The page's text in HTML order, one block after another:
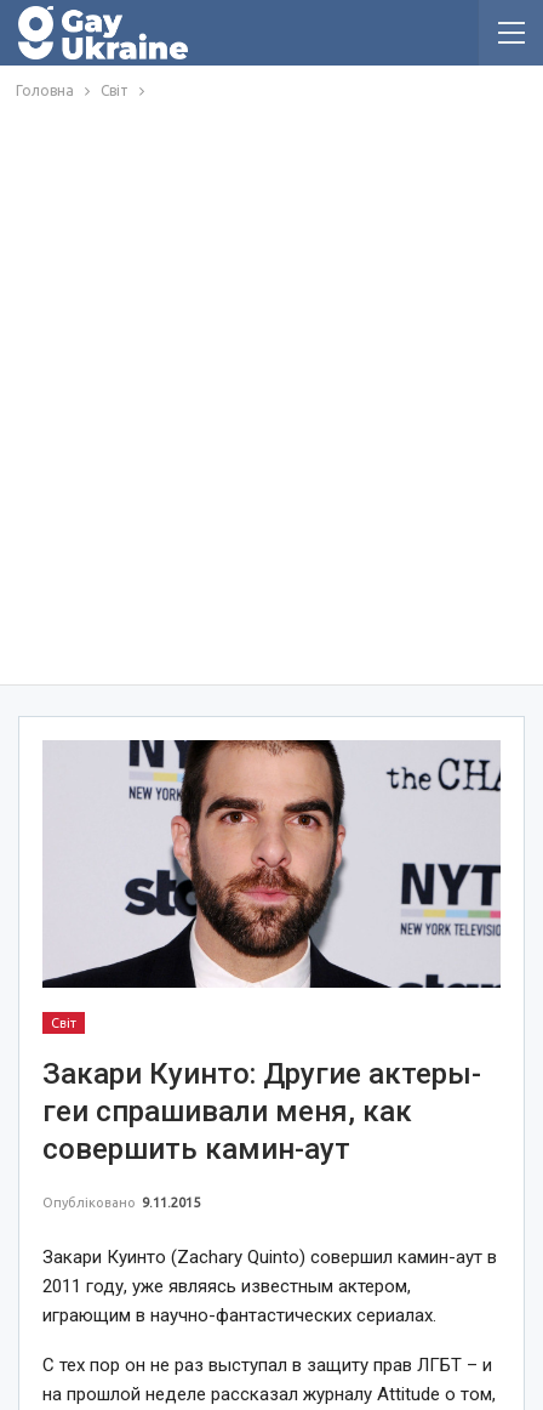
Головна Світ
Світ
Закари Куинто: Другие актеры-
геи спрашивали меня, как
совершить камин-аут
Опубліковано 9.11.2015
Закари Куинто (Zachary Quinto) совершил камин-аут в
2011 году, уже являясь известным актером,
играющим в научно-фантастических сериалах.
С тех пор он не раз выступал в защиту прав ЛГБТ – и
на прошлой неделе рассказал журналу Attitude о том,